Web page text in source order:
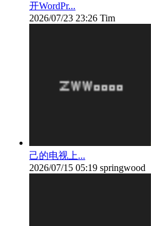
开WordPr...
2026/07/23 23:26 Tim
己的电视上...
2026/07/15 05:19 springwood